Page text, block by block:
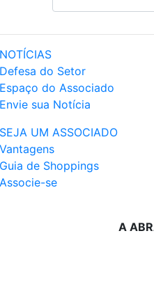
NOTÍCIAS
Defesa do Setor
Espaço do Associado
Envie sua Notícia
SEJA UM ASSOCIADO
Vantagens
Guia de Shoppings
Associe-se
A